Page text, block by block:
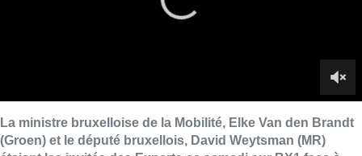
Ensemble, ils sont notamment revenus sur la désignation du
David Weytsman (MR) s’est quant à lui exprimé sur son regret
de ne pas avoir pu mettre en place un gouvernement arc-en-
► Retrouvez l’intégralité de l’émission Les Experts de ce
samedi sur notre replay